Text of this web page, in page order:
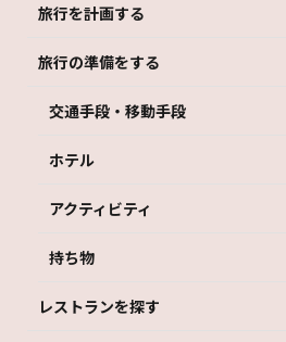
旅行を計画する
旅行の準備をする
交通手段・移動手段
ホテル
アクティビティ
持ち物
レストランを探す